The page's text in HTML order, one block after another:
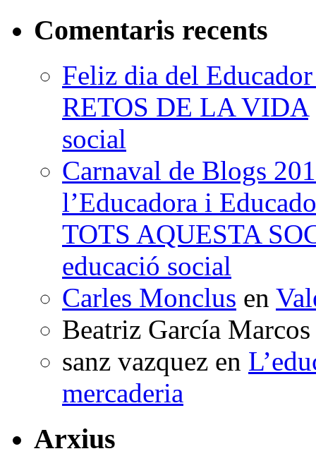
Comentaris recents
Feliz dia del
RETOS DE LA VIDA
social
Carnaval de Blogs
l’Educadora i
TOTS AQUESTA
educació social
Carles Monclus en
Beatriz García Marcos
sanz vazquez en
mercaderia
Arxius